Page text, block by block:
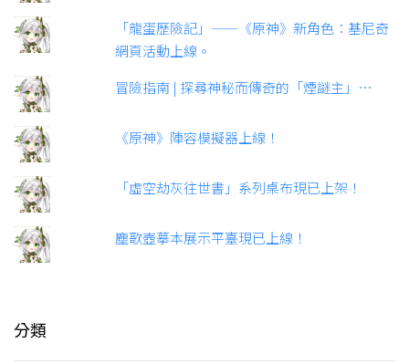
「龍蛋歷險記」——《原神》新角色：基尼奇
網頁活動上線。
冒險指南 | 探尋神秘而傳奇的「煙謎主」…
《原神》陣容模擬器上線！
「虛空劫灰往世書」系列桌布現已上架！
塵歌壺摹本展示平臺現已上線！
分類